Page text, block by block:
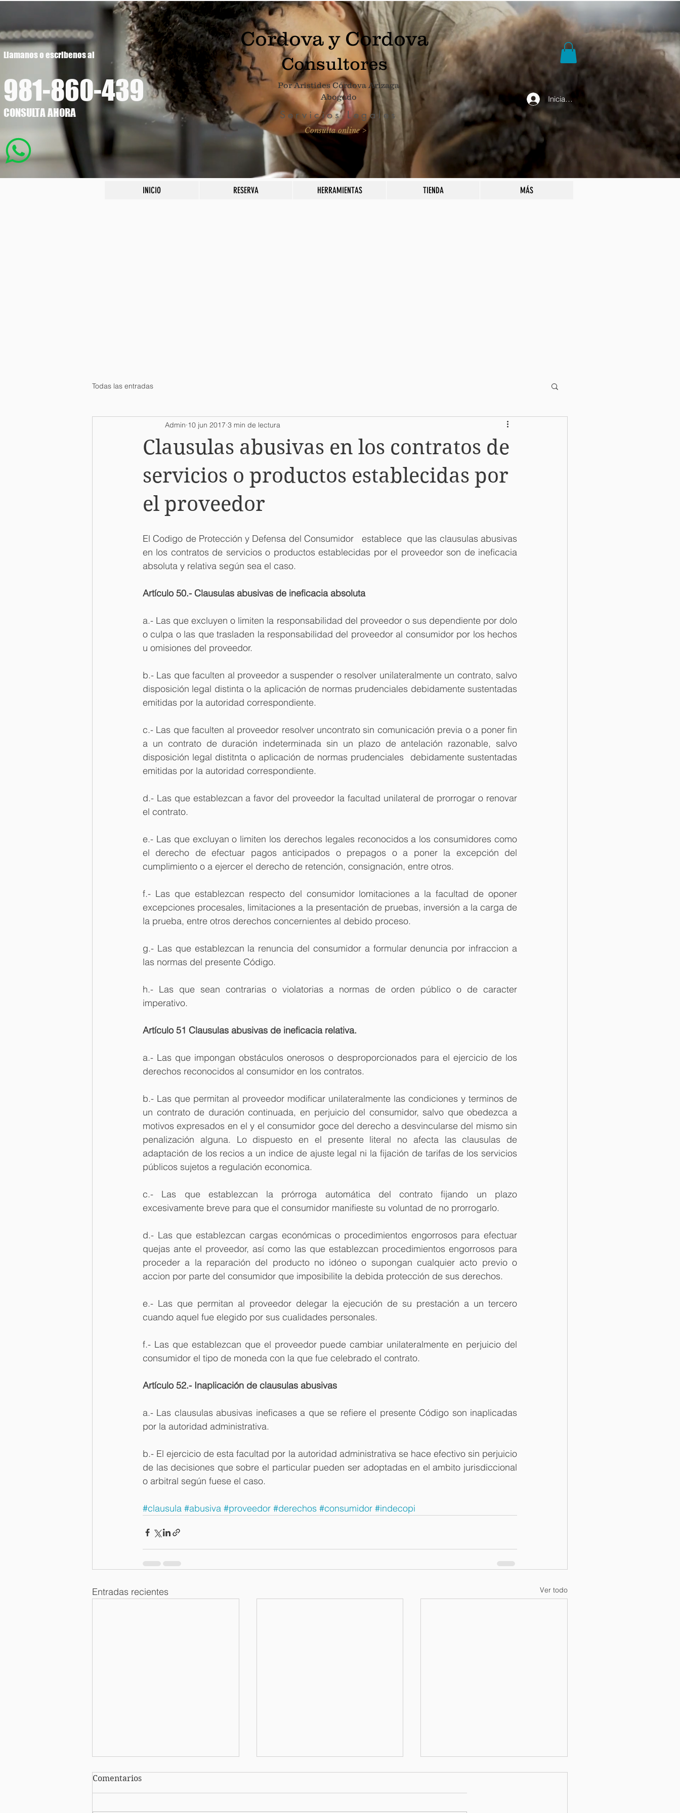
Llamanos o escribenos al
981-860-439
CONSULTA AHORA
Cordova y Cordova
Consultores
Por Aristides Córdova Arizaga
Abogado
Servicios Legales
Consulta online >
Iniciar sesión
INICIO RESERVA HERRAMIENTAS TIENDA MÁS
Todas las entradas
Clausulas abusivas en los contratos de
servicios o productos establecidas por
el proveedor
Admin 10 jun 2017 3 min de lectura
El Codigo de Protección y Defensa del Consumidor   establece  que las clausulas abusivas
en los contratos de servicios o productos establecidas por el proveedor son de ineficacia
absoluta y relativa según sea el caso.
Artículo 50.- Clausulas abusivas de ineficacia absoluta
a.- Las que excluyen o limiten la responsabilidad del proveedor o sus dependiente por dolo
o culpa o las que trasladen la responsabilidad del proveedor al consumidor por los hechos
u omisiones del proveedor.
b.- Las que faculten al proveedor a suspender o resolver unilateralmente un contrato, salvo
disposición legal distinta o la aplicación de normas prudenciales debidamente sustentadas
emitidas por la autoridad correspondiente.
c.- Las que faculten al proveedor resolver uncontrato sin comunicación previa o a poner fin
a un contrato de duración indeterminada sin un plazo de antelación razonable, salvo
disposición legal distitnta o aplicación de normas prudenciales  debidamente sustentadas
emitidas por la autoridad correspondiente.
d.- Las que establezcan a favor del proveedor la facultad unilateral de prorrogar o renovar
el contrato.
e.- Las que excluyan o limiten los derechos legales reconocidos a los consumidores como
el derecho de efectuar pagos anticipados o prepagos o a poner la excepción del
cumplimiento o a ejercer el derecho de retención, consignación, entre otros.
f.- Las que establezcan respecto del consumidor lomitaciones a la facultad de oponer
excepciones procesales, limitaciones a la presentación de pruebas, inversión a la carga de
la prueba, entre otros derechos concernientes al debido proceso.
g.- Las que establezcan la renuncia del consumidor a formular denuncia por infraccion a
las normas del presente Código.
h.- Las que sean contrarias o violatorias a normas de orden público o de caracter
imperativo.
Artículo 51 Clausulas abusivas de ineficacia relativa.
a.- Las que impongan obstáculos onerosos o desproporcionados para el ejercicio de los
derechos reconocidos al consumidor en los contratos.
b.- Las que permitan al proveedor modificar unilateralmente las condiciones y terminos de
un contrato de duración continuada, en perjuicio del consumidor, salvo que obedezca a
motivos expresados en el y el consumidor goce del derecho a desvincularse del mismo sin
penalización alguna. Lo dispuesto en el presente literal no afecta las clausulas de
adaptación de los recios a un indice de ajuste legal ni la fijación de tarifas de los servicios
públicos sujetos a regulación economica.
c.- Las que establezcan la prórroga automática del contrato fijando un plazo
excesivamente breve para que el consumidor manifieste su voluntad de no prorrogarlo.
d.- Las que establezcan cargas económicas o procedimientos engorrosos para efectuar
quejas ante el proveedor, así como las que establezcan procedimientos engorrosos para
proceder a la reparación del producto no idóneo o supongan cualquier acto previo o
accion por parte del consumidor que imposibilite la debida protección de sus derechos.
e.- Las que permitan al proveedor delegar la ejecución de su prestación a un tercero
cuando aquel fue elegido por sus cualidades personales.
f.- Las que establezcan que el proveedor puede cambiar unilateralmente en perjuicio del
consumidor el tipo de moneda con la que fue celebrado el contrato.
Artículo 52.- Inaplicación de clausulas abusivas
a.- Las clausulas abusivas ineficases a que se refiere el presente Código son inaplicadas
por la autoridad administrativa.
b.- El ejercicio de esta facultad por la autoridad administrativa se hace efectivo sin perjuicio
de las decisiones que sobre el particular pueden ser adoptadas en el ambito jurisdiccional
o arbitral según fuese el caso.
#clausula #abusiva #proveedor #derechos #consumidor #indecopi
Entradas recientes Ver todo
Comentarios